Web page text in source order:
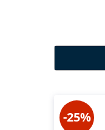
-25%